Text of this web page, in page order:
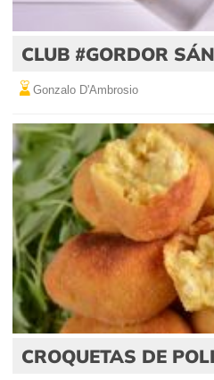
CLUB #GORDOR
Gonzalo D'Ambrosio
CROQUETAS DE